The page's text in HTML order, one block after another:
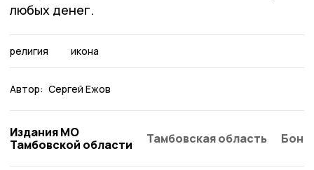
любых денег.
религия икона
Автор: Сергей Ежов
Издания МО
Тамбовской области
Тамбовская область